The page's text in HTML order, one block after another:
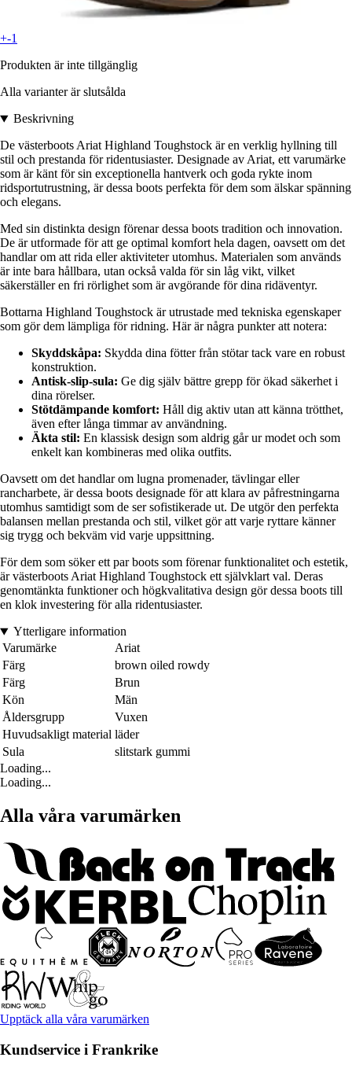
+-1
Produkten är inte tillgänglig
Alla varianter är slutsålda
Beskrivning
De västerboots Ariat Highland Toughstock är en verklig hyllning till
stil och prestanda för ridentusiaster. Designade av Ariat, ett varumärke
som är känt för sin exceptionella hantverk och goda rykte inom
ridsportutrustning, är dessa boots perfekta för dem som älskar spänning
och elegans.
Med sin distinkta design förenar dessa boots tradition och innovation.
De är utformade för att ge optimal komfort hela dagen, oavsett om det
handlar om att rida eller aktiviteter utomhus. Materialen som används
är inte bara hållbara, utan också valda för sin låg vikt, vilket
säkerställer en fri rörlighet som är avgörande för dina ridäventyr.
Bottarna Highland Toughstock är utrustade med tekniska egenskaper
som gör dem lämpliga för ridning. Här är några punkter att notera:
Skyddskåpa: Skydda dina fötter från stötar tack vare en robust
konstruktion.
Antisk-slip-sula: Ge dig själv bättre grepp för ökad säkerhet i
dina rörelser.
Stötdämpande komfort: Håll dig aktiv utan att känna trötthet,
även efter långa timmar av användning.
Äkta stil: En klassisk design som aldrig går ur modet och som
enkelt kan kombineras med olika outfits.
Oavsett om det handlar om lugna promenader, tävlingar eller
rancharbete, är dessa boots designade för att klara av påfrestningarna
utomhus samtidigt som de ser sofistikerade ut. De utgör den perfekta
balansen mellan prestanda och stil, vilket gör att varje ryttare känner
sig trygg och bekväm vid varje uppsittning.
För dem som söker ett par boots som förenar funktionalitet och estetik,
är västerboots Ariat Highland Toughstock ett självklart val. Deras
genomtänkta funktioner och högkvalitativa design gör dessa boots till
en klok investering för alla ridentusiaster.
Ytterligare information
Varumärke
Ariat
Färg
brown oiled rowdy
Färg
Brun
Kön
Män
Åldersgrupp
Vuxen
Huvudsakligt material läder
Sula
slitstark gummi
Loading...
Loading...
Alla våra varumärken
Upptäck alla våra varumärken
Kundservice i Frankrike